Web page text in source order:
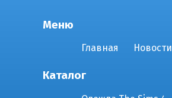
Меню
Главная Новости
Каталог